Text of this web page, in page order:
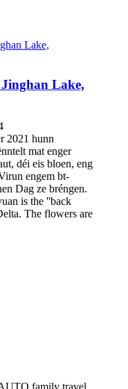
Jinghan Lake,
2021 hunn
mat enger
déi eis bloen, eng
engem bt-
Dag ze bréngen.
is the ''back
The flowers are
family travel